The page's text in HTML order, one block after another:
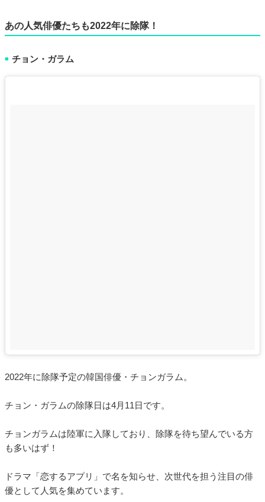
あの人気俳優たちも2022年に除隊！
■ チョン・ガラム
2022年に除隊予定の韓国俳優・チョンガラム。
チョン・ガラムの除隊日は4月11日です。
チョンガラムは陸軍に入隊しており、除隊を待ち望んでいる方
も多いはず！
ドラマ「恋するアプリ」で名を知らせ、次世代を担う注目の俳
優として人気を集めています。